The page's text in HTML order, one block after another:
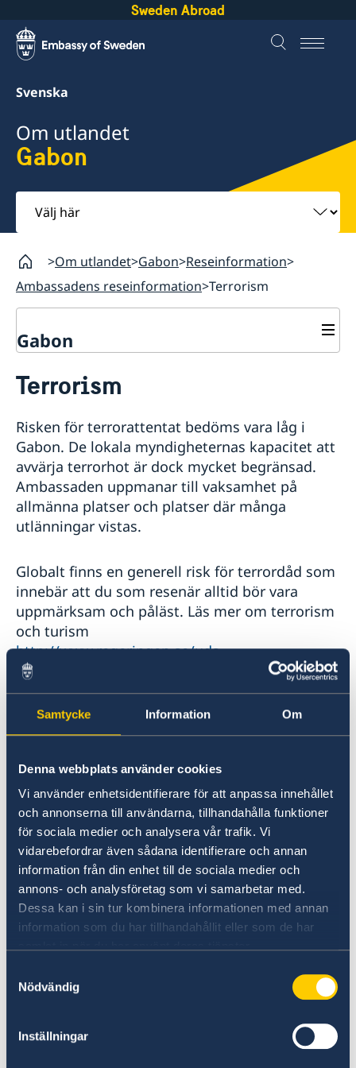
Samtycke Information Om
Denna webbplats använder cookies
Vi använder enhetsidentifierare för att anpassa innehållet
och annonserna till användarna, tillhandahålla funktioner
för sociala medier och analysera vår trafik. Vi
vidarebefordrar även sådana identifierare och annan
information från din enhet till de sociala medier och
annons- och analysföretag som vi samarbetar med.
Dessa kan i sin tur kombinera informationen med annan
information som du har tillhandahållit eller som de har
Nödvändig
Inställningar
Sweden Abroad
Svenska
Om utlandet
Gabon
Välj
här
Om utlandet Gabon Reseinformation
Ambassadens reseinformation Terrorism
Gabon
Hjälp till svenskar i Gabon
Hjälp kring medborgarskap
Akut hjälp
Schengenviseringar och uppehållstillstånd för besök
till Sverige
Ambassadens reseinformation
Aktuella händelser
Allmänna säkerhetsläget
Terrorism
Naturförhållanden och katastrofer
In- och utresebestämmelser
Lokala lagar och sedvänjor
Trafiksäkerhet
Försäkringsskydd
Terrorism
Risken för terrorattentat bedöms vara låg i
Gabon. De lokala myndigheternas kapacitet att
avvärja terrorhot är dock mycket begränsad.
Ambassaden uppmanar till vaksamhet på
allmänna platser och platser där många
utlänningar vistas.
Globalt finns en generell risk för terrordåd som
innebär att du som resenär alltid bör vara
uppmärksam och påläst. Läs mer om terrorism
och turism
http://www.regeringen.se/uds-
reseinformation/terrorism-och-turism/
.
Allmänna råd till resenärer är att vara påläst
landet man reser till. Man bör vara
uppmärksam på sin omgivning och på det som
verkar udda eller avvikande i sammanhanget,
särskilt på platser med stora folksamlingar
som till exempel större evenemang, offentliga
platser, i och omkring offentliga byggnader, vid
turistattraktioner, på allmänna transportmedel,
på marknader och i butikscentra. Man bör hålla
sig informerad om situationen i landet och
noga följa de lokala myndigheternas
ambassadens reseråd.
Senast uppdaterad 05 mars 2026, 14.11